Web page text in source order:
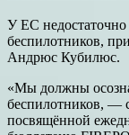
У ЕС
беспилотников,
Андрюс Кубилюс.
«Мы должны
беспилотников, —
посвящённой